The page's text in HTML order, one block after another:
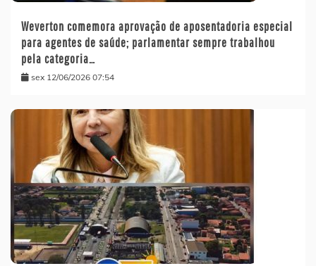
Weverton comemora aprovação de aposentadoria especial
para agentes de saúde; parlamentar sempre trabalhou
pela categoria…
sex 12/06/2026 07:54